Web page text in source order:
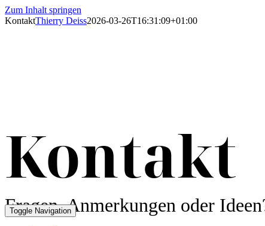
Zum Inhalt springen
Toggle Navigation
KontaktThierry Deiss2026-03-26T16:31:09+01:00
Kontakt
Fragen, Anmerkungen oder